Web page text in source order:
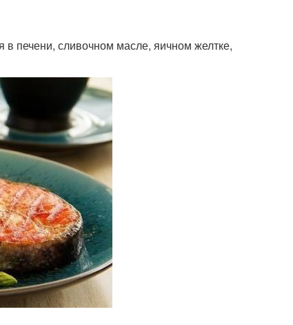
печени, сливочном масле, яичном желтке,